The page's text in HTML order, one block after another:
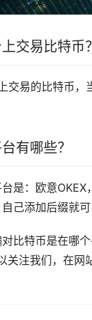
交易比特币？
交易的比特币
有哪些？
是：欧意
己添加后缀就
比特币是在哪
关注我们，在网